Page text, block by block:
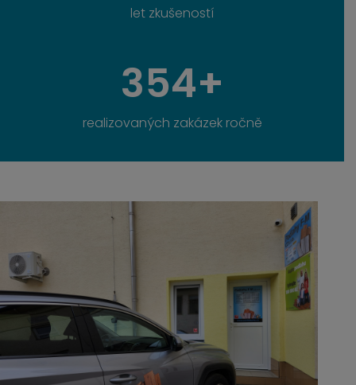
let zkušeností
354+
realizovaných zakázek ročně